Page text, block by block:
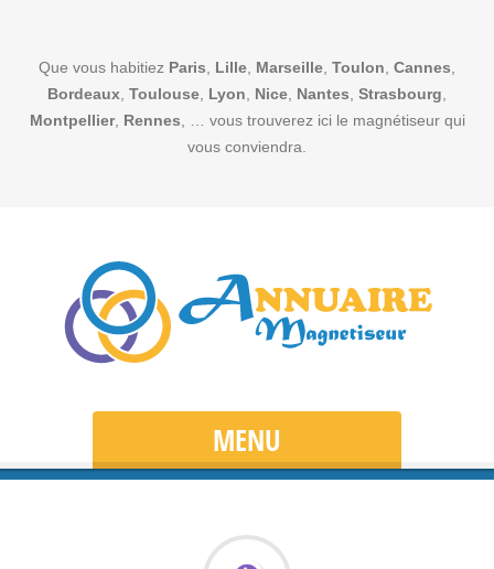
Que vous habitiez Paris Lille Marseille Toulon Cannes
Bordeaux Toulouse Lyon Nice Nantes Strasbourg
Montpellier, Rennes , … vous trouverez ici le magnétiseur qui
vous conviendra.
MENU